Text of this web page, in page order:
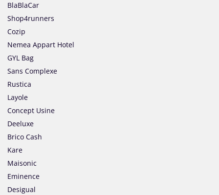
BlaBlaCar
Shop4runners
Cozip
Nemea Appart Hotel
GYL Bag
Sans Complexe
Rustica
Layole
Concept Usine
Deeluxe
Brico Cash
Kare
Maisonic
Eminence
Desigual